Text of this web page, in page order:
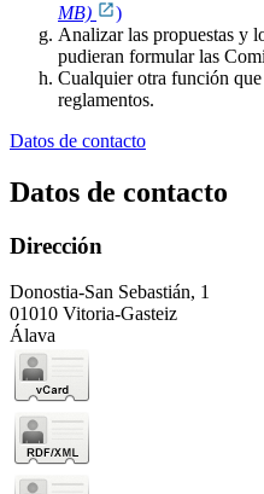
MB)
)
Analizar las propuestas y
pudieran formular las
Cualquier otra función
reglamentos.
Datos de contacto
Datos de contacto
Dirección
Donostia-San Sebastián, 1
01010 Vitoria-Gasteiz
Álava